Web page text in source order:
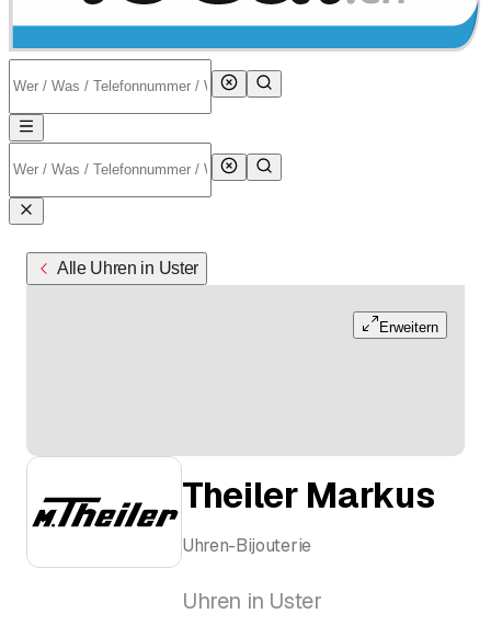
Alle Uhren in Uster
Erweitern
Theiler Markus
Uhren-Bijouterie
Uhren in Uster